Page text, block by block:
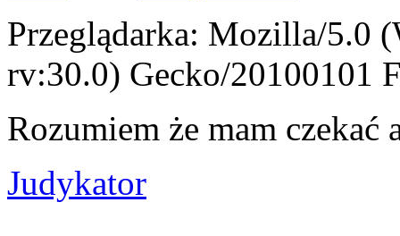
Przeglądarka: Mozilla/5.0
rv:30.0) Gecko/20100101
Rozumiem że mam
Judykator